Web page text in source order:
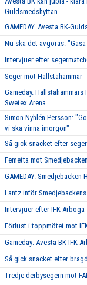
Guldsmedshyttan
GAMEDAY. Avesta BK-
Nu ska det avgöras:
Intervjuer efter
Seger mot Hallstahammar
Gameday.
Swetex Arena
Simon Nyhlén Persson:
vi ska vinna imorgon"
Så gick snacket efter
Femetta mot
GAMEDAY. Smedjebacken
Lantz inför
Intervjuer efter IFK Arboga
Förlust i toppmötet mot
Gameday: Avesta BK-IFK
Så gick snacket efter
Tredje derbysegern mot